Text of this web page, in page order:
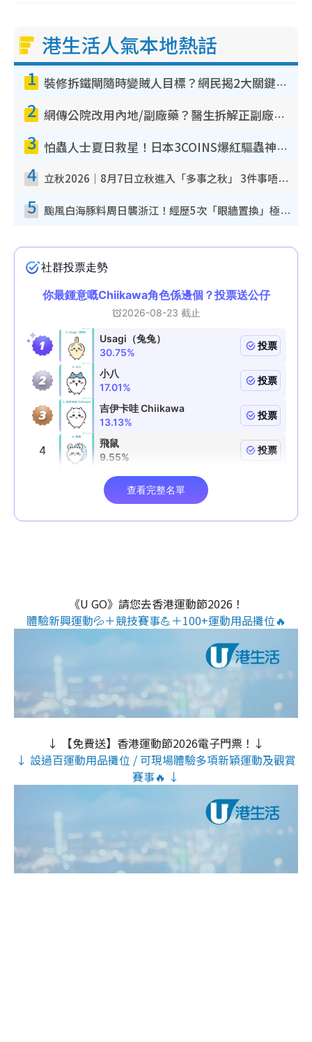
港生活人氣本地熱話
1 裝修拆鐵閘隨時變賊人目標？網民揭2大關鍵用途：裝新式等於白裝？附新舊鐵閘分別
2 網傳公院改用內地/副廠藥？醫生拆解正副廠分別 揭4類人換藥隨時出事
3 怕蟲人士夏日救星！日本3COINS爆紅驅蟲神器$45起 1招「全程免觸碰」輕鬆搞定小強
4 立秋2026｜8月7日立秋進入「多事之秋」 3件事唔做得！專家教6招開運 清枱頭／銀包納氣接好運
5 颱風白海豚料周日襲浙江！經歷5次「眼牆置換」極罕見 成登陸內地最長途颱風
《U GO》請您去香港運動節2026！
體驗新興運動💦＋競技賽事💪＋100+運動用品攤位🔥
↓ 【免費送】香港運動節2026電子門票！↓
↓ 設過百運動用品攤位 / 可現場體驗多項新穎運動及觀賞
賽事🔥 ↓